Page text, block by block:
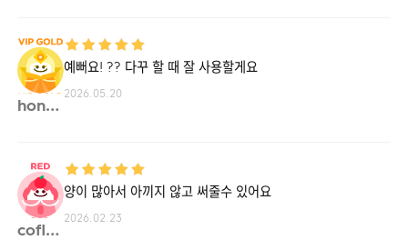
hongs**
예뻐요! ?? 다꾸 할 때 잘 사용할게요
2026.05.20
cofla**
양이 많아서 아끼지 않고 써줄수 있어요
2026.02.23